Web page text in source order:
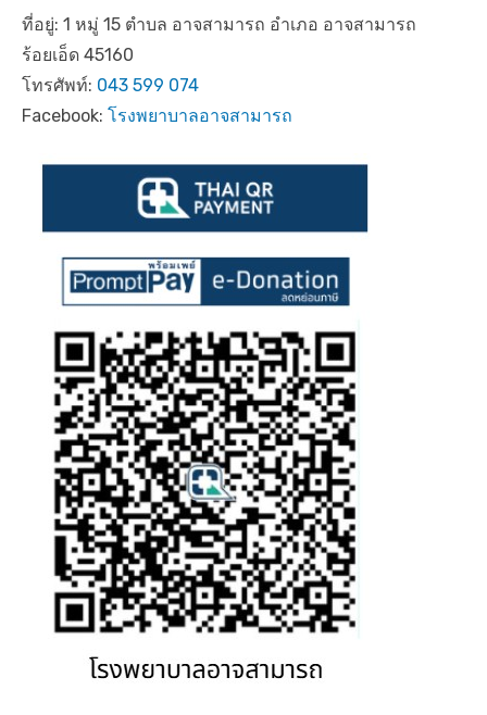
ที่อยู่: 1 หมู่ 15 ตำบล อาจสามารถ อำเภอ อาจสามารถ
ร้อยเอ็ด 45160
โทรศัพท์: 043 599 074
Facebook: โรงพยาบาลอาจสามารถ